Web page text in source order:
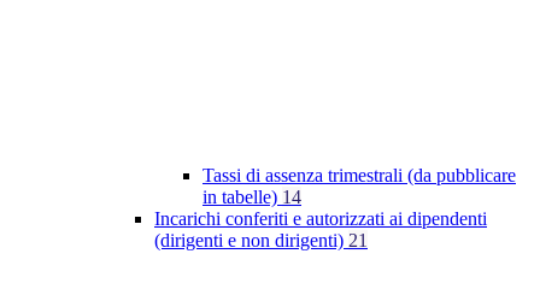
Tassi di assenza trimestrali (da pubblicare
in tabelle) 14
Incarichi conferiti e autorizzati ai dipendenti
(dirigenti e non dirigenti) 21